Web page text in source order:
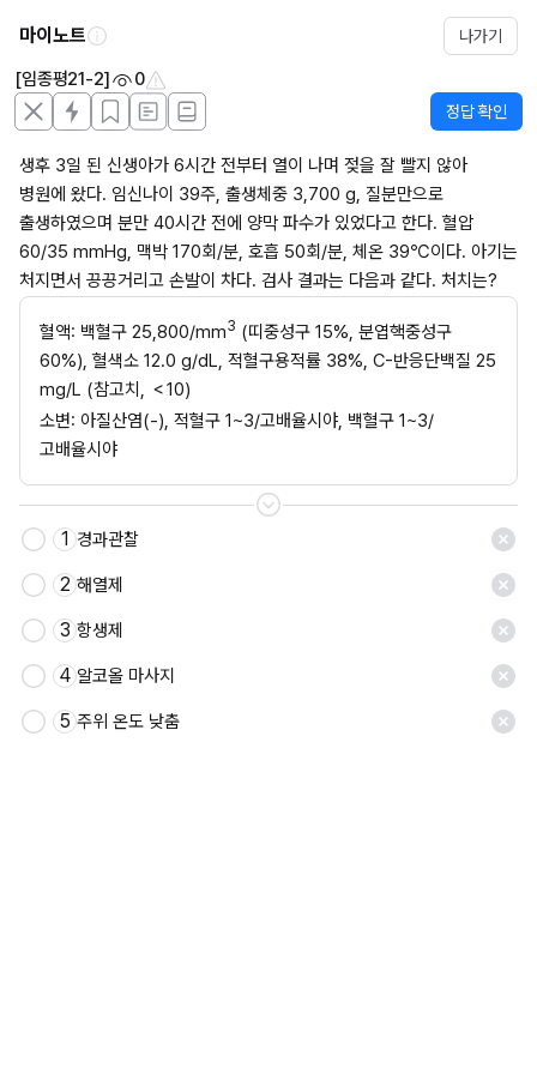
마이노트 나가기
[임종평21-2] 0
정답 확인
생후 3일 된 신생아가 6시간 전부터 열이 나며 젖을 잘 빨지 않아
병원에 왔다. 임신나이 39주, 출생체중 3,700 g, 질분만으로
출생하였으며 분만 40시간 전에 양막 파수가 있었다고 한다. 혈압
60/35 mmHg, 맥박 170회/분, 호흡 50회/분, 체온 39℃이다. 아기는
처지면서 끙끙거리고 손발이 차다. 검사 결과는 다음과 같다. 처치는?
혈액: 백혈구 25,800/mm3 (띠중성구 15%, 분엽핵중성구
60%), 혈색소 12.0 g/dL, 적혈구용적률 38%, C-반응단백질 25
mg/L (참고치, ＜10)
소변: 아질산염(-), 적혈구 1~3/고배율시야, 백혈구 1~3/
고배율시야
저장
1 경과관찰
2 해열제
3 항생제
4 알코올 마사지
5 주위 온도 낮춤